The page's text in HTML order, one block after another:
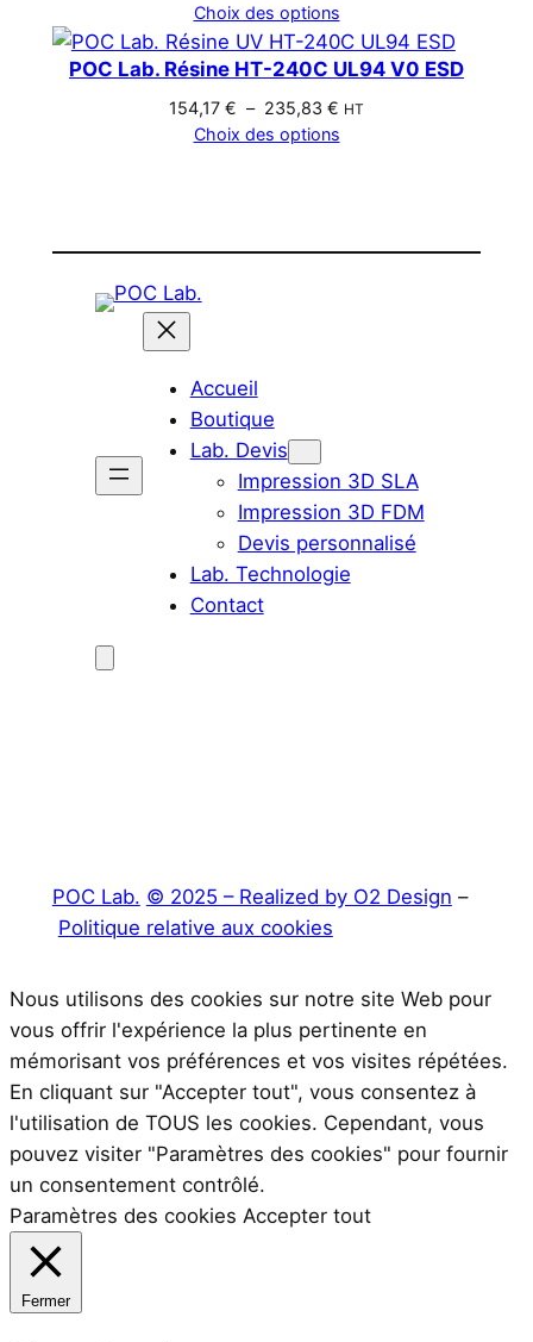
de
prix :
129,17 €
201,17 €
Choix des options
POC Lab. Résine HT-240C UL94 V0 ESD
154,17 € – 235,83 € Plage
de
HT
Choix des options
Accueil
Boutique
Lab. Devis
Impression 3D SLA
Impression 3D FDM
Devis personnalisé
Lab. Technologie
Contact
POC Lab. © 2025 – Realized by O2 Design –
Politique relative aux cookies
Nous utilisons des cookies sur notre site Web pour
vous offrir l'expérience la plus pertinente en
mémorisant vos préférences et vos visites répétées.
En cliquant sur "Accepter tout", vous consentez à
l'utilisation de TOUS les cookies. Cependant, vous
pouvez visiter "Paramètres des cookies" pour fournir
un consentement contrôlé.
Paramètres des cookies Accepter tout
Fermer